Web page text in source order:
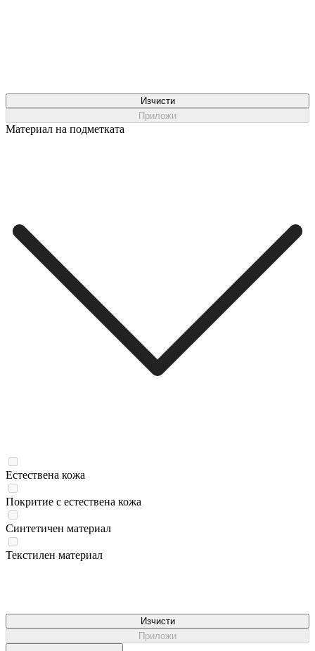
Изчисти
Приложи
Материал на подметката
Естествена кожа
Покритие с естествена кожа
Синтетичен материал
Текстилен материал
Изчисти
Приложи